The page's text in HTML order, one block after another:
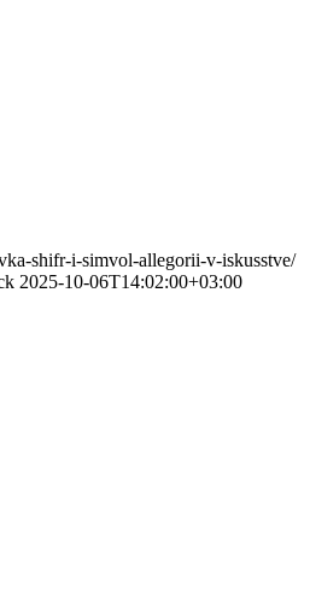
shifr-i-simvol-allegorii-v-iskusstve/
2025-10-06T14:02:00+03:00